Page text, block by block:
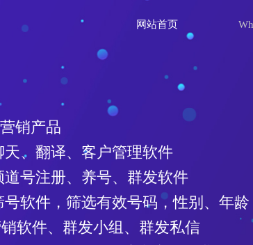
网站首页
销产品
天、翻译、客户管理软件
道号注册、养号、群发软件
号软件，筛选有效号码，性别、年龄
销软件、群发小组、群发私信